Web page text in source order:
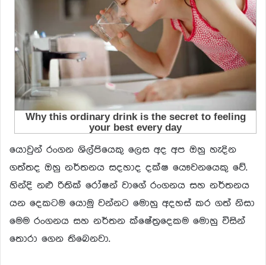
යොවුන් රංගන ශිල්පියෙකු ලෙස අද අප ඔහු හැදින
ගත්තද ඔහු නර්තනය සදහාද දක්ෂ යෞවනයෙකු වේ.
හින්දි නළු රිතික් රෝෂන් වාගේ රංගනය සහ නර්තනය
යන දෙකටම යොමු වන්නට මොහු අදහස් කර ගත් නිසා
මෙම රංගනය සහ නර්තන ක්ෂේත්‍ර‍දෙකම මොහු විසින්
තොරා ගෙන තිබෙනවා.